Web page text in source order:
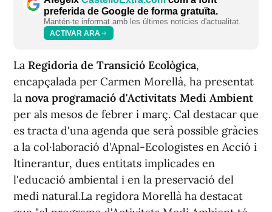
preferida de Google de forma gratuïta.
Mantén-te informat amb les últimes notícies d'actualitat.
ACTIVAR ARA
La Regidoria de Transició Ecològica,
encapçalada per Carmen Morellà, ha presentat
la nova programació d'Activitats Medi Ambient
per als mesos de febrer i març. Cal destacar que
es tracta d'una agenda que serà possible gràcies
a la col·laboració d'Apnal-Ecologistes en Acció i
Itinerantur, dues entitats implicades en
l'educació ambiental i en la preservació del
medi natural.La regidora Morellà ha destacat